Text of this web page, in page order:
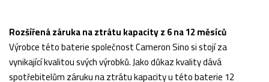
Rozšířená záruka na ztrátu kapacity z 6 na 12 měsíců
Výrobce této baterie společnost Cameron Sino si stojí za
vynikající kvalitou svých výrobků. Jako důkaz kvality dává
spotřebitelům záruku na ztrátu kapacity u této baterie 12